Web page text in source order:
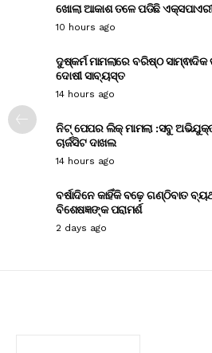
ଖୋଲା ଆକାଶ ତଳେ ପଡିଛି
10 hours ago
ଦୁଷ୍କର୍ମ ମାମଲାରେ ବରିଷ୍ଠ
ଦୋଷୀ ସାବ୍ୟସ୍ତ
14 hours ago
ନିଟ୍ ପେପର ଲିକ୍ ମାମଲା :ସବୁ
ଚାର୍ଜସିଟ ଦାଖଲ
14 hours ago
ବର୍ଷାଦିନେ କାହିଁକି ବଢ଼େ ଗଣ୍ଠିବାତ
ବିଶେଷଜ୍ଞଙ୍କ ପରାମର୍ଶ
2 days ago